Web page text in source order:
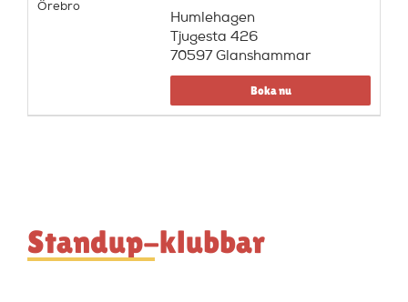
Humlehagen
Tjugesta 426
70597 Glanshammar
Boka nu
Standup-klubbar